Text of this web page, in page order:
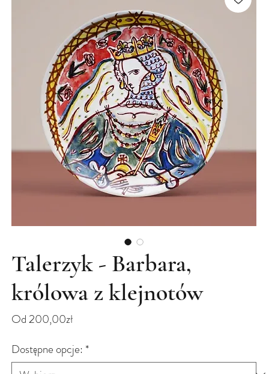
Talerzyk - Barbara,
królowa z klejnotów
Od200,00złCena
Dostępne opcje: *